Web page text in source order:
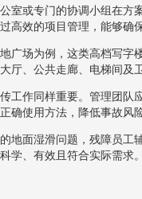
室或专门的协调小组在
高效的项目管理，能够确
广场为例，这类高档写
厅、公共走廊、电梯间及
工作同样重要。管理团
确使用方法，降低事故风险
地面湿滑问题，残障员
学、有效且符合实际需求